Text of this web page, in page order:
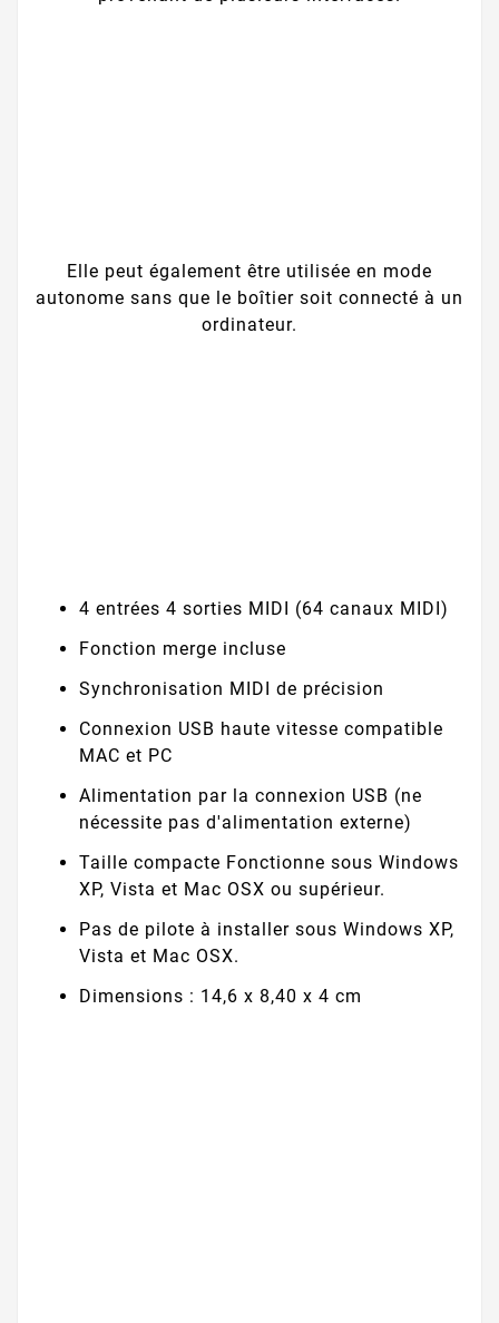
Elle peut également être utilisée en mode
autonome sans que le boîtier soit connecté à un
ordinateur.
4 entrées 4 sorties MIDI (64 canaux MIDI)
Fonction merge incluse
Synchronisation MIDI de précision
Connexion USB haute vitesse compatible
MAC et PC
Alimentation par la connexion USB (ne
nécessite pas d'alimentation externe)
Taille compacte Fonctionne sous Windows
XP, Vista et Mac OSX ou supérieur.
Pas de pilote à installer sous Windows XP,
Vista et Mac OSX.
Dimensions : 14,6 x 8,40 x 4 cm